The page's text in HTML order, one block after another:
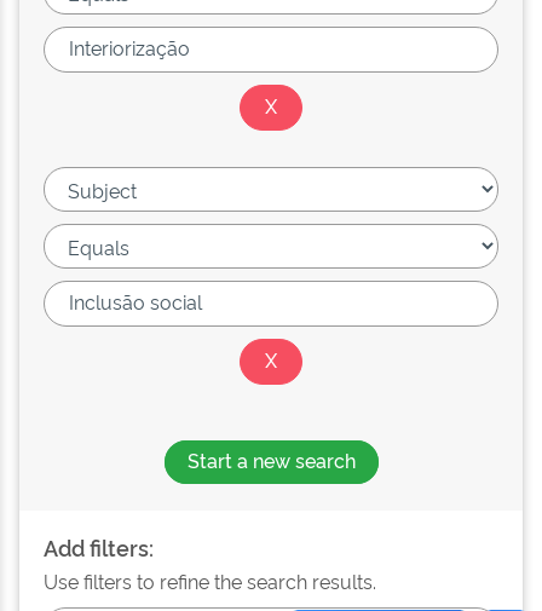
Start a new search
Add filters:
Use filters to refine the search results.